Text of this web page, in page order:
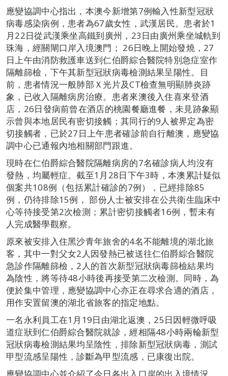
應變協調中心指出，本澳今新增第7例輸入性新型冠狀
病毒感染病例，患者為67歲女性，武漢居民。患者於1
月22日從武漢乘坐高鐵到廣州，23日由廣州乘坐城軌到
珠海，經關閘口岸入境澳門； 26日晚上開始發燒，27
日上午由消防救護車送到仁伯爵綜合醫院特別急症室作
隔離篩檢，下午其新型冠狀病毒檢測結果呈陽性。目
前，患者情況一般肺部Ｘ光片及CT檢查無明顯肺炎跡
象，已收入隔離病房治療。患者來澳後入住喜來登酒
店，26日發病前曾在酒店的桃園餐廳進餐，未見跡象顯
示曾與本地居民有密切接觸；其同行的9人被界定為密
切接觸者，已於27日上午患者確診前自行離澳，應變協
調中心已通報內地相關部門跟進。
現時在仁伯爵綜合醫院隔離病房的7名確診病人均沒有
發熱，均屬輕症。截至1月28日下午3時，本澳累計疑似
個案共108例（包括累計確診的7例），已經排除85
例，仍待排除15例， 部份人士被安排在公共衛生臨床中
心等待接受第2次檢測；累計密切接觸者16例，暫未有
人完成醫學觀察。
原來被安排入住黑沙青年旅舍的4名不能離境的湖北旅
客，其中一對父女2人因發熱已被送往仁伯爵綜合醫院
急診作隔離篩檢，2人的首次新型冠狀病毒篩檢結果均
為陰性，將等待48小時後再接受第二次檢測。同時，為
便於集中管理，應變協調中心亦正在尋求合適的酒店，
用作安置留澳的湖北省旅客的指定地點。
一名永利員工在1月19日由湖北返澳，25日因輕微呼吸
道症狀到仁伯爵綜合醫院就診，經相隔48小時兩輪新型
冠狀病毒檢測結果均呈陰性，排除新型冠狀病毒，測試
甲型流感呈陽性，診斷為甲型流感，已康復出院。